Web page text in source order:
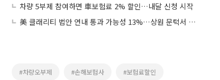
차량 5부제 참여하면 車보험료 2% 할인…내달 신청 시작
美 클래리티 법안 연내 통과 가능성 13%…상원 문턱서 제동
#차량오부제 #손해보험사 #보험료할인